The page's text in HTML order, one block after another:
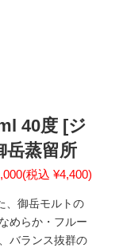
40度 [ジ
岳蒸留所
(税込 ¥4,400)
、御岳モルトの
めらか・フルー
バランス抜群の